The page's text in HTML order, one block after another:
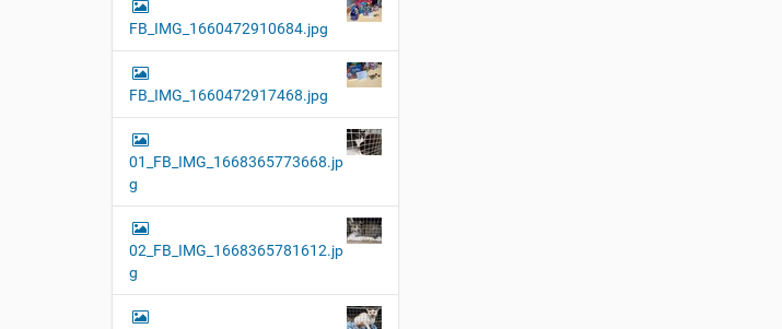
FB_IMG_1660472910684.jpg
FB_IMG_1660472917468.jpg
01_FB_IMG_1668365773668.jp
g
02_FB_IMG_1668365781612.jp
g